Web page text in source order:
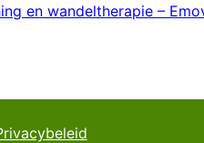
en wandeltherapie –